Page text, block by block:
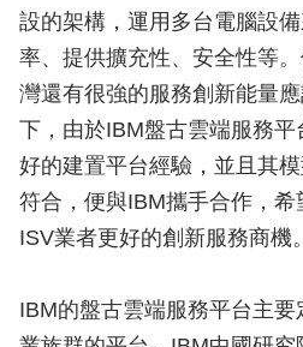
設的架構，運用多台電腦設
率、提供擴充性、安全性等
灣還有很強的服務創新能量
下，由於IBM盤古雲端服務
好的建置平台經驗，並且其
符合，便與IBM攜手合作，
ISV業者更好的創新服務商機。
IBM的盤古雲端服務平台主